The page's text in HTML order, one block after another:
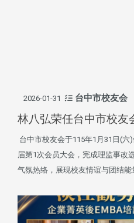
2026-01-31 台中市校友会
林八弘荣任台中市校友
台中市校友会于115年1月31日(
届第1次会员大会，完成理监事改
气氛热络，展现校友情谊与团结能